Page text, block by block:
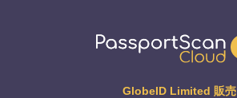
GlobeID Limited 販売